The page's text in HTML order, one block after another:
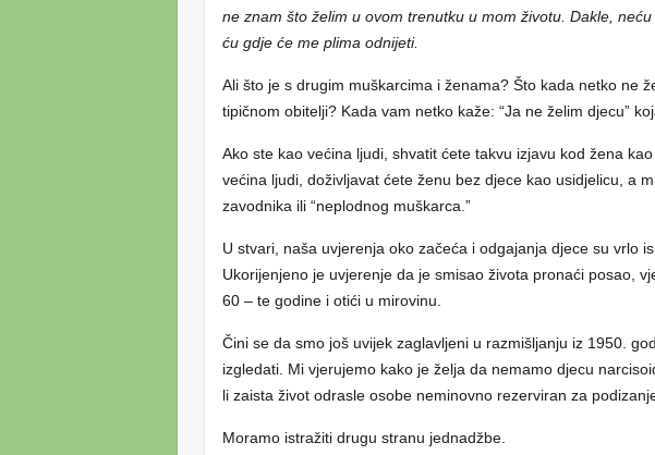
ne znam što želim u ovom trenutku u mom životu. Dakle,
ću gdje će me plima odnijeti.
Ali što je s drugim muškarcima i ženama? Što kada netko ne
tipičnom obitelji? Kada vam netko kaže: “Ja ne želim djecu”
Ako ste kao većina ljudi, shvatit ćete takvu izjavu kod žena
većina ljudi, doživljavat ćete ženu bez djece kao usidjelicu, a
zavodnika ili “neplodnog muškarca.”
U stvari, naša uvjerenja oko začeća i odgajanja djece su vrlo
Ukorijenjeno je uvjerenje da je smisao života pronaći posao,
60 – te godine i otići u mirovinu.
Čini se da smo još uvijek zaglavljeni u razmišljanju iz 1950.
izgledati. Mi vjerujemo kako je želja da nemamo djecu
li zaista život odrasle osobe neminovno rezerviran za
Moramo istražiti drugu stranu jednadžbe.